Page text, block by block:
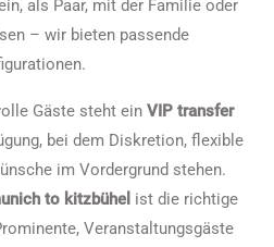
als Paar, mit der Familie oder
– wir bieten passende
Gäste steht ein VIP transfer
bei dem Diskretion, flexible
im Vordergrund stehen.
to kitzbühel ist die richtige
Veranstaltungsgäste